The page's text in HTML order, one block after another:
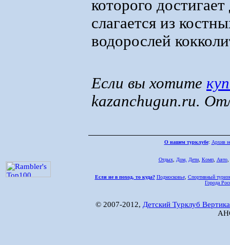
которого
слагается из
водорослей
Если вы хотите
kazanchugun.ru.
О нашем турклубе: Архив
Отдых, Дом, Дети, Комп, Авто,
Если не в поход, то куда? Подмосковье, Спортивный
Города
© 2007-2012, Детский Турклуб